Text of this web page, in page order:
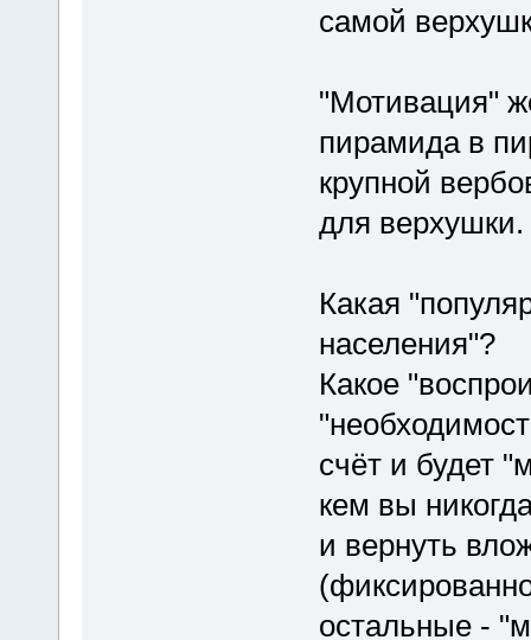
самой
"Мотивация"
пирамида в
крупной
для верхушки.
Какая
населения"?
Какое
счёт и будет
кем вы
и вернуть
остальные -